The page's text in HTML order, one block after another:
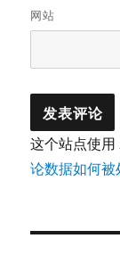
网站
这个站点使用
论数据如何被